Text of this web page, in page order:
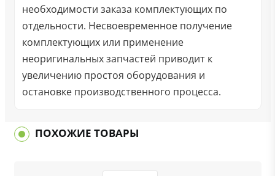
необходимости заказа комплектующих по
отдельности. Несвоевременное получение
комплектующих или применение
неоригинальных запчастей приводит к
увеличению простоя оборудования и
остановке производственного процесса.
ПОХОЖИЕ ТОВАРЫ